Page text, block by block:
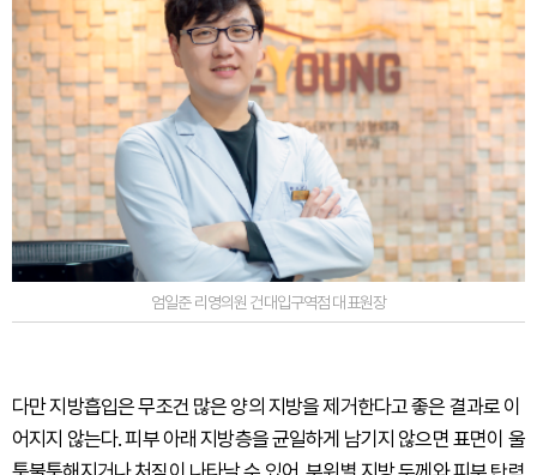
엄일준 리영의원 건대입구역점 대표원장
다만 지방흡입은 무조건 많은 양의 지방을 제거한다고 좋은 결과로 이
어지지 않는다. 피부 아래 지방층을 균일하게 남기지 않으면 표면이 울